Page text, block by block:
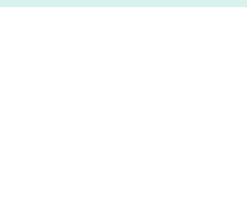
Sikkerhet Kirurgi Og Prosedyrer